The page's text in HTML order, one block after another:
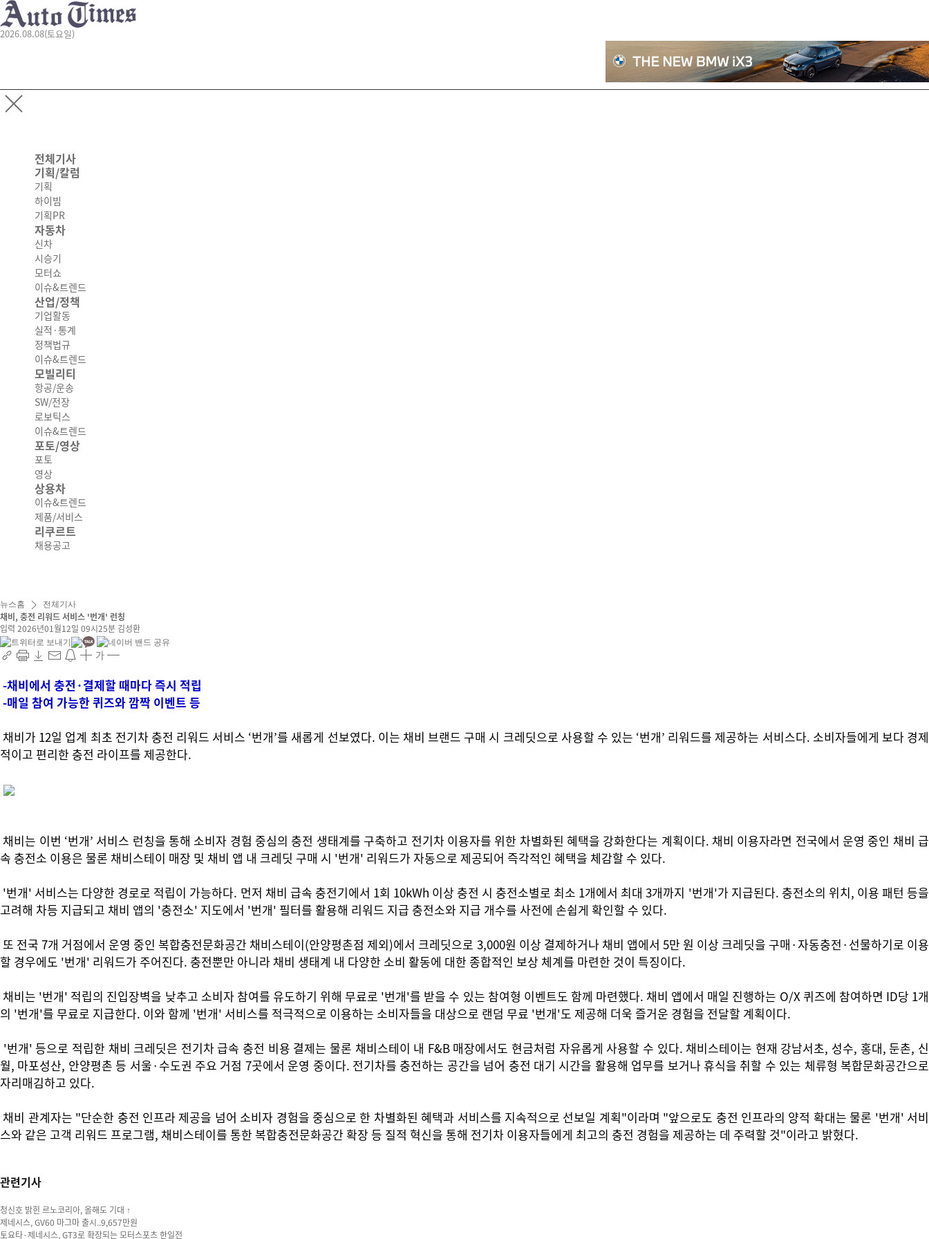
2026.08.08(토요일)
전체기사
기획/칼럼
기획
하이빔
기획PR
자동차
신차
시승기
모터쇼
이슈&트렌드
산업/정책
기업활동
실적·통계
정책법규
이슈&트렌드
모빌리티
항공/운송
SW/전장
로보틱스
이슈&트렌드
포토/영상
포토
영상
상용차
이슈&트렌드
제품/서비스
리쿠르트
채용공고
뉴스홈 전체기사
채비, 충전 리워드 서비스 '번개' 런칭
입력 2026년01월12일 09시25분 김성환
가
-채비에서 충전·결제할 때마다 즉시 적립
-매일 참여 가능한 퀴즈와 깜짝 이벤트 등
채비가 12일 업계 최초 전기차 충전 리워드 서비스 ‘번개’를 새롭게 선보였다. 이는 채비 브랜드 구매 시 크레딧으로 사용할 수 있는 ‘번개’ 리워드를 제공하는 서비스다. 소비자들에게 보다 경제
적이고 편리한 충전 라이프를 제공한다.
채비는 이번 ‘번개’ 서비스 런칭을 통해 소비자 경험 중심의 충전 생태계를 구축하고 전기차 이용자를 위한 차별화된 혜택을 강화한다는 계획이다. 채비 이용자라면 전국에서 운영 중인 채비 급
속 충전소 이용은 물론 채비스테이 매장 및 채비 앱 내 크레딧 구매 시 '번개' 리워드가 자동으로 제공되어 즉각적인 혜택을 체감할 수 있다.
'번개' 서비스는 다양한 경로로 적립이 가능하다. 먼저 채비 급속 충전기에서 1회 10kWh 이상 충전 시 충전소별로 최소 1개에서 최대 3개까지 '번개'가 지급된다. 충전소의 위치, 이용 패턴 등을
고려해 차등 지급되고 채비 앱의 '충전소' 지도에서 '번개' 필터를 활용해 리워드 지급 충전소와 지급 개수를 사전에 손쉽게 확인할 수 있다.
또 전국 7개 거점에서 운영 중인 복합충전문화공간 채비스테이(안양평촌점 제외)에서 크레딧으로 3,000원 이상 결제하거나 채비 앱에서 5만 원 이상 크레딧을 구매·자동충전·선물하기로 이용
할 경우에도 '번개' 리워드가 주어진다. 충전뿐만 아니라 채비 생태계 내 다양한 소비 활동에 대한 종합적인 보상 체계를 마련한 것이 특징이다.
채비는 '번개' 적립의 진입장벽을 낮추고 소비자 참여를 유도하기 위해 무료로 '번개'를 받을 수 있는 참여형 이벤트도 함께 마련했다. 채비 앱에서 매일 진행하는 O/X 퀴즈에 참여하면 ID당 1개
의 '번개'를 무료로 지급한다. 이와 함께 '번개' 서비스를 적극적으로 이용하는 소비자들을 대상으로 랜덤 무료 '번개'도 제공해 더욱 즐거운 경험을 전달할 계획이다.
'번개' 등으로 적립한 채비 크레딧은 전기차 급속 충전 비용 결제는 물론 채비스테이 내 F&B 매장에서도 현금처럼 자유롭게 사용할 수 있다. 채비스테이는 현재 강남서초, 성수, 홍대, 둔촌, 신
월, 마포성산, 안양평촌 등 서울·수도권 주요 거점 7곳에서 운영 중이다. 전기차를 충전하는 공간을 넘어 충전 대기 시간을 활용해 업무를 보거나 휴식을 취할 수 있는 체류형 복합문화공간으로
자리매김하고 있다.
채비 관계자는 "단순한 충전 인프라 제공을 넘어 소비자 경험을 중심으로 한 차별화된 혜택과 서비스를 지속적으로 선보일 계획"이라며 "앞으로도 충전 인프라의 양적 확대는 물론 '번개' 서비
스와 같은 고객 리워드 프로그램, 채비스테이를 통한 복합충전문화공간 확장 등 질적 혁신을 통해 전기차 이용자들에게 최고의 충전 경험을 제공하는 데 주력할 것"이라고 밝혔다.
관련기사
청신호 밝힌 르노코리아, 올해도 기대 ↑
제네시스, GV60 마그마 출시..9,657만원
토요타·제네시스, GT3로 확장되는 모터스포츠 한일전